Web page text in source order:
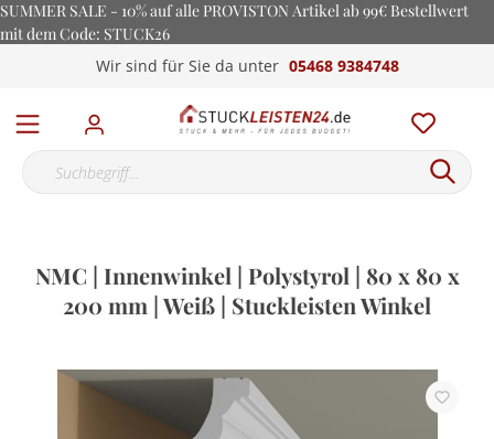
SUMMER SALE - 10% auf alle PROVISTON Artikel ab 99€ Bestellwert
mit dem Code: STUCK26
Wir sind für Sie da unter 05468 9384748
NMC | Innenwinkel | Polystyrol | 80 x 80 x
200 mm | Weiß | Stuckleisten Winkel